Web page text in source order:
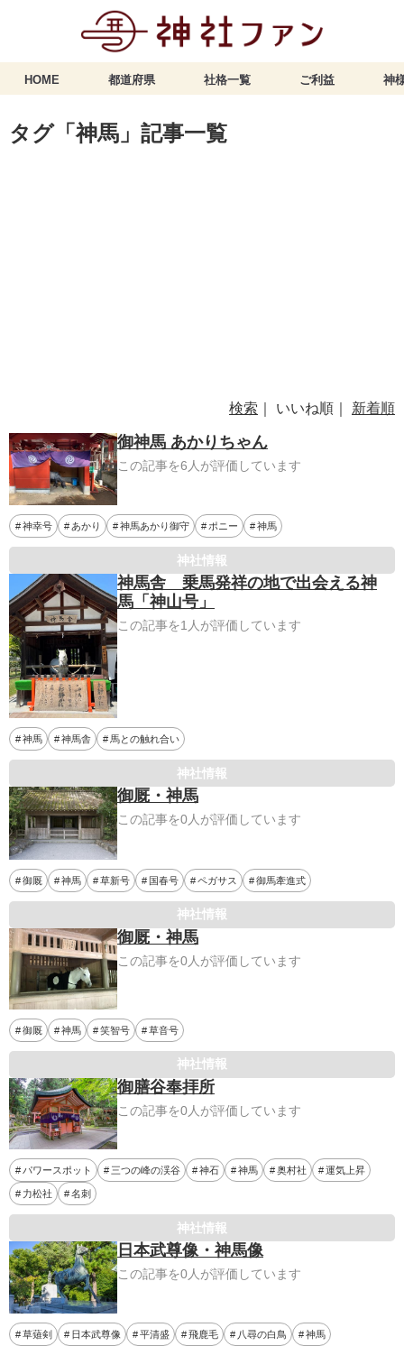
HOME 都道府県 社格一覧 ご利益 神
タグ「神馬」記事一覧
検索 ｜ いいね順｜ 新着順
御神馬 あかりちゃん
この記事を6人が評価しています
神幸号 あかり 神馬あかり御守 ポニー 神馬
神社情報
神馬舎 乗馬発祥の地で出会える神
馬「神山号」
この記事を1人が評価しています
神馬 神馬舎 馬との触れ合い
神社情報
御厩・神馬
この記事を0人が評価しています
御厩 神馬 草新号 国春号 ペガサス 御馬牽進式
神社情報
御厩・神馬
この記事を0人が評価しています
御厩 神馬 笑智号 草音号
神社情報
御膳谷奉拝所
この記事を0人が評価しています
パワースポット 三つの峰の渓谷 神石 神馬 奥村社 運気上昇
力松社 名刺
神社情報
日本武尊像・神馬像
この記事を0人が評価しています
草薙剣 日本武尊像 平清盛 飛鹿毛 八尋の白鳥 神馬